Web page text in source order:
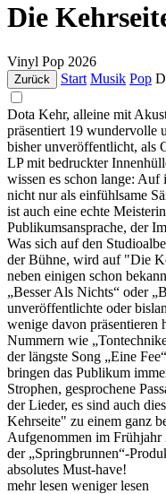
Die
Vinyl Pop 2026
Zurück Start Musik Pop
Dota Kehr, alleine mit
präsentiert 19 wundervolle
bisher unveröffentlicht, als
LP mit bedruckter
wissen es schon lange:
nicht nur als einfühlsame
ist auch eine echte
Publikumsansprache, der
Was sich auf den
der Bühne, wird auf "Die
neben einigen schon
„Besser Als Nichts“ oder
unveröffentlichte oder
wenige davon präsentieren
Nummern wie
der längste Song „Eine
bringen das Publikum
Strophen, gesprochene
der Lieder, es sind auch
Kehrseite" zu einem ganz
Aufgenommen im
der „Springbrunnen“-
absolutes Must-have!
mehr lesen weniger lesen